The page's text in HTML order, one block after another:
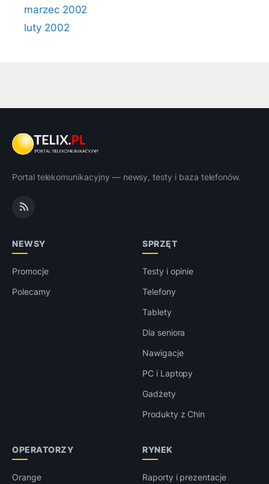
marzec 2002
luty 2002
Portal telekomunikacyjny — newsy, testy i baza telefonów.
NEWSY
Promocje
Polecamy
SPRZĘT
Testy i opinie
Telefony
Tablety
Dla seniora
Nawigacje
PC i Laptopy
Gadżety
Produkty z Chin
OPERATORZY
Orange
RYNEK
Raporty i prezentacje